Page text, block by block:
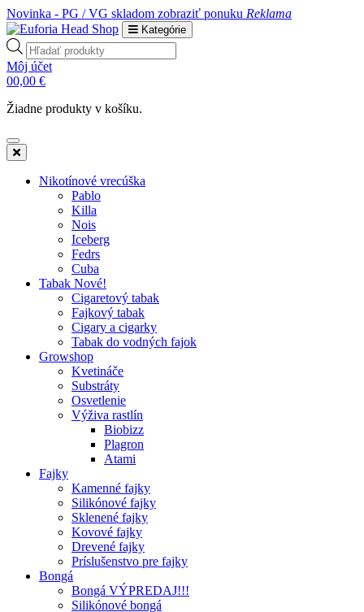
Novinka - PG / VG skladom zobraziť ponuku Reklama
Kategórie
Products
search
Môj účet
00,00 €
Žiadne produkty v košíku.
Nikotínové vrecúška
Pablo
Killa
Nois
Iceberg
Fedrs
Cuba
Tabak Nové!
Cigaretový tabak
Fajkový tabak
Cigary a cigarky
Tabak do vodných fajok
Growshop
Kvetináče
Substráty
Osvetlenie
Výživa rastlín
Biobizz
Plagron
Atami
Fajky
Kamenné fajky
Silikónové fajky
Sklenené fajky
Kovové fajky
Drevené fajky
Príslušenstvo pre fajky
Bongá
Bongá VÝPREDAJ!!!
Silikónové bongá